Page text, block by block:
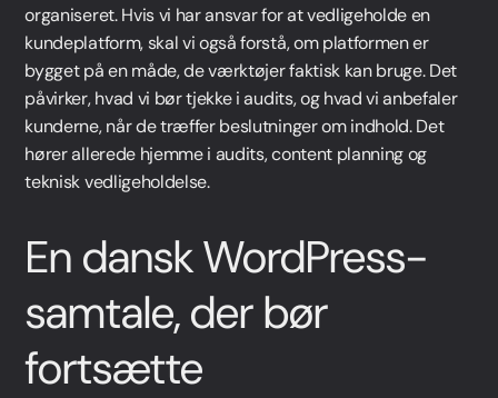
organiseret. Hvis vi har ansvar for at vedligeholde en
kundeplatform, skal vi også forstå, om platformen er
bygget på en måde, de værktøjer faktisk kan bruge. Det
påvirker, hvad vi bør tjekke i audits, og hvad vi anbefaler
kunderne, når de træffer beslutninger om indhold. Det
hører allerede hjemme i audits, content planning og
teknisk vedligeholdelse.
En dansk WordPress-
samtale, der bør
fortsætte